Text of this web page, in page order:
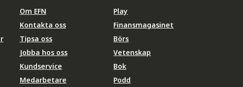
Om EFN
Kontakta oss
Tipsa oss
Jobba hos oss
Kundservice
Medarbetare
Play
Finansmagasinet
Börs
Vetenskap
Bok
Podd